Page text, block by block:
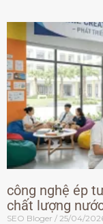
công nghệ ép
chất lượng
SEO Bloger 25/04/